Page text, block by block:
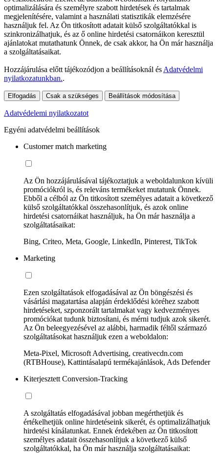
optimalizálására és személyre szabott hirdetések és tartalmak
megjelenítésére, valamint a használati statisztikák elemzésére
használjuk fel. Az Ön titkosított adatait külső szolgáltatókkal is
szinkronizálhatjuk, és az ő online hirdetési csatornáikon keresztül
ajánlatokat mutathatunk Önnek, de csak akkor, ha Ön már használja
a szolgáltatásaikat.
Hozzájárulása előtt tájékozódjon a beállításoknál és Adatvédelmi
nyilatkozatunkban..
Elfogadás Csak a szükséges Beállítások módosítása
Adatvédelemi nyilatkozatot
Egyéni adatvédelmi beállítások
Customer match marketing
Az Ön hozzájárulásával tájékoztatjuk a weboldalunkon kívüli
promóciókról is, és releváns termékeket mutatunk Önnek.
Ebből a célból az Ön titkosított személyes adatait a következő
külső szolgáltatókkal összehasonlítjuk, és azok online
hirdetési csatornáikat használjuk, ha Ön már használja a
szolgáltatásaikat:
Bing, Criteo, Meta, Google, LinkedIn, Pinterest, TikTok
Marketing
Ezen szolgáltatások elfogadásával az Ön böngészési és
vásárlási magatartása alapján érdeklődési köréhez szabott
hirdetéseket, szponzorált tartalmakat vagy kedvezményes
promóciókat tudunk biztosítani, és mérni tudjuk azok sikerét.
Az Ön beleegyezésével az alábbi, harmadik féltől származó
szolgáltatásokat használjuk ezen a weboldalon:
Meta-Pixel, Microsoft Advertising, creativecdn.com
(RTBHouse), Kattintásalapú termékajánlások, Ads Defender
Kiterjesztett Conversion-Tracking
A szolgáltatás elfogadásával jobban megérthetjük és
értékelhetjük online hirdetéseink sikerét, és optimalizálhatjuk
hirdetési kínálatunkat. Ennek érdekében az Ön titkosított
személyes adatait összehasonlítjuk a következő külső
szolgáltatókkal, ha Ön már használja szolgáltatásaikat: